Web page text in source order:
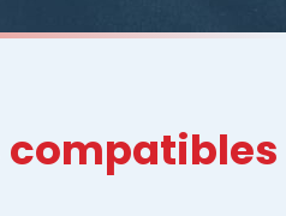
compatibles